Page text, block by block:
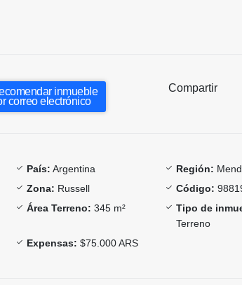
inmueble
correo electrónico
Compartir
País: Argentina Región:
Zona: Russell Código:
Área Terreno: 345 m² Tipo de
Terreno
Expensas: $75.000 ARS